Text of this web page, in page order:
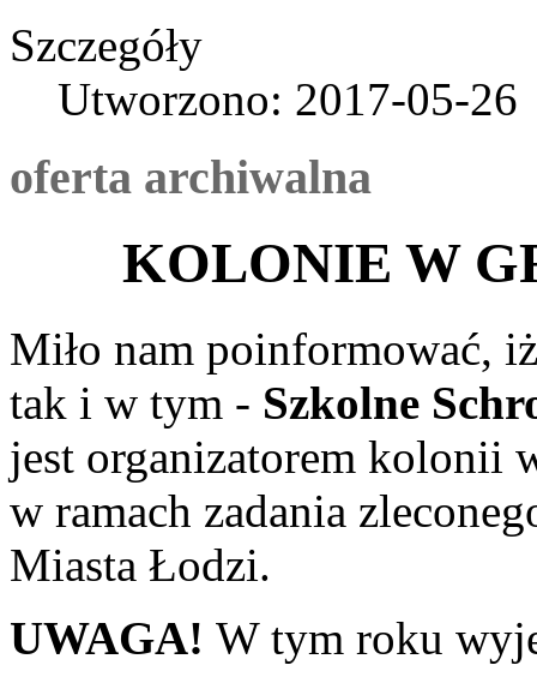
Szczegóły
Utworzono: 2017-05-26
oferta archiwalna
KOLONIE W
Miło nam poinformować,
tak i w tym - Szkolne
jest organizatorem kolonii
w ramach zadania
Miasta Łodzi.
UWAGA! W tym roku